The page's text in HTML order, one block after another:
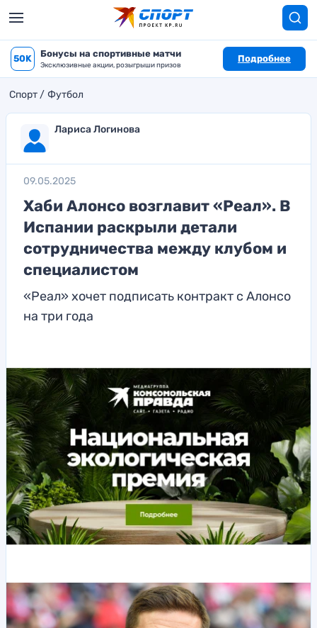
50K Бонусы на спортивные матчи
Эксклюзивные акции, розыгрыши призов
Подробнее
Спорт Футбол
Лариса Логинова
09.05.2025
Хаби Алонсо возглавит «Реал». В
Испании раскрыли детали
сотрудничества между клубом и
специалистом
«Реал» хочет подписать контракт с Алонсо
на три года